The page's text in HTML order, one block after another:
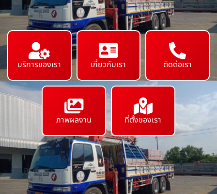
บริการของเรา เกี่ยวกับเรา ติดต่อเรา
ภาพผลงาน ที่ตั้งของเรา